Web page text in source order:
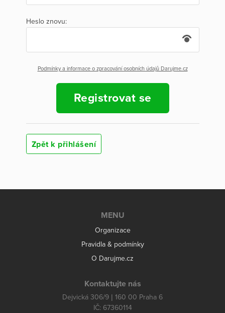
Heslo znovu:
Podmínky a informace o zpracování osobních údajů Darujme.cz
Registrovat se
Zpět k přihlášení
MENU
Organizace
Pravidla & podmínky
O Darujme.cz
Kontaktujte nás
Dejvická 306/9 | 160 00 Praha 6
IČ: 67360114